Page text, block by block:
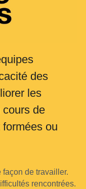
des
les
cours de
ou
de travailler.
rencontrées.